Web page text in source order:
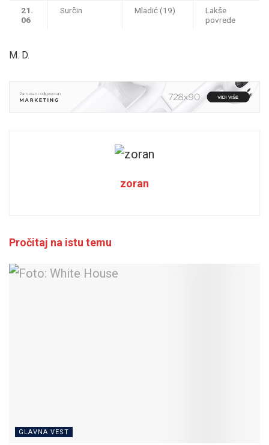
21.
06
Surčin Mladić (19)
Lakše
povrede
M. D.
zoran
Pročitaj na istu temu
GLAVNA VEST